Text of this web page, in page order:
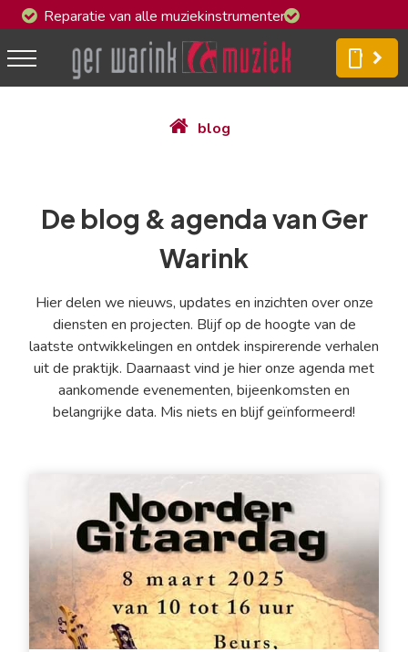
smartphone
Reparatie van alle muziekinstrumenten
blog
De blog & agenda van Ger
Warink
Hier delen we nieuws, updates en inzichten over onze
diensten en projecten. Blijf op de hoogte van de
laatste ontwikkelingen en ontdek inspirerende verhalen
uit de praktijk. Daarnaast vind je hier onze agenda met
aankomende evenementen, bijeenkomsten en
belangrijke data. Mis niets en blijf geïnformeerd!